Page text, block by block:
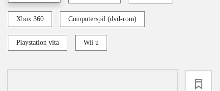
Xbox 360 Computerspil (dvd-rom)
Playstation vita Wii u